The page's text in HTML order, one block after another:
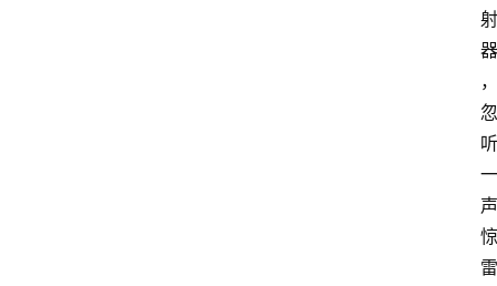
射
器
，
忽
听
一
声
惊
雷